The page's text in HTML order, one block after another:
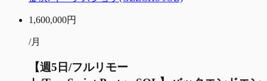
1,600,000円
/月
【週5日/フルリモー